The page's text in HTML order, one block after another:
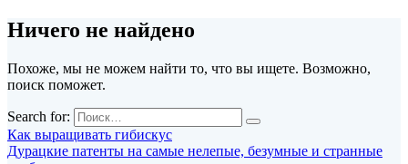
Ничего не найдено
Похоже, мы не можем найти то, что вы ищете. Возможно,
поиск поможет.
Search for:
Как выращивать гибискус
Дурацкие патенты на самые нелепые, безумные и странные